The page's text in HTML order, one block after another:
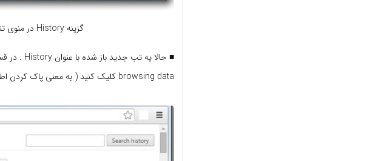
گزینه History در منوی تنظیمات گوگل کروم Google chrome
browsing data کلیک کنید ( به معنی پاک کردن اطلاعات وبگردی ) .